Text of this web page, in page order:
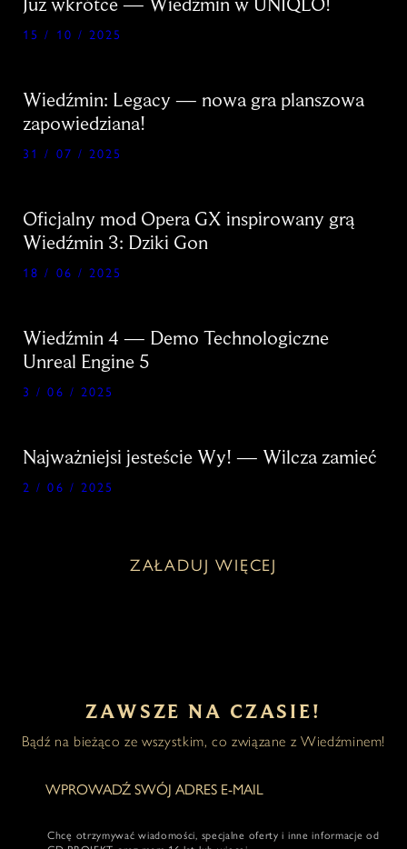
15 / 10 / 2025
Wiedźmin: Legacy — nowa gra planszowa
zapowiedziana!
31 / 07 / 2025
Oficjalny mod Opera GX inspirowany grą
Wiedźmin 3: Dziki Gon
18 / 06 / 2025
Wiedźmin 4 — Demo Technologiczne
Unreal Engine 5
3 / 06 / 2025
Najważniejsi jesteście Wy! — Wilcza zamieć
2 / 06 / 2025
ZAŁADUJ WIĘCEJ
ZAWSZE NA CZASIE!
Bądź na bieżąco ze wszystkim, co związane z Wiedźminem!
Chcę otrzymywać wiadomości, specjalne oferty i inne informacje od